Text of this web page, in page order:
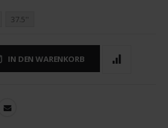
37.5''
IN DEN WARENKORB